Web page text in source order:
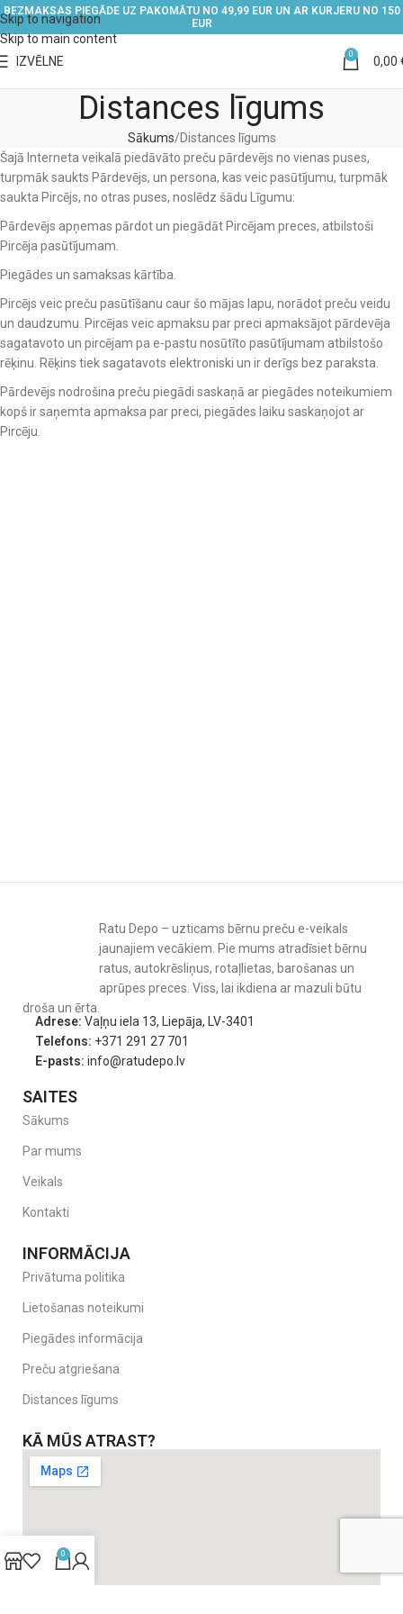
Skip to navigation
Skip to main content
BEZMAKSAS PIEGĀDE UZ PAKOMĀTU NO 49,99 EUR UN AR KURJERU NO 150
EUR
IZVĒLNE 0 0,00
Distances līgums
Sākums Distances līgums
Šajā Interneta veikalā piedāvāto preču pārdevējs no vienas puses,
turpmāk saukts Pārdevējs, un persona, kas veic pasūtījumu, turpmāk
saukta Pircējs, no otras puses, noslēdz šādu Līgumu:
Pārdevējs apņemas pārdot un piegādāt Pircējam preces, atbilstoši
Pircēja pasūtījumam.
Piegādes un samaksas kārtība.
Pircējs veic preču pasūtīšanu caur šo mājas lapu, norādot preču veidu
un daudzumu. Pircējas veic apmaksu par preci apmaksājot pārdevēja
sagatavoto un pircējam pa e-pastu nosūtīto pasūtījumam atbilstošo
rēķinu. Rēķins tiek sagatavots elektroniski un ir derīgs bez paraksta.
Pārdevējs nodrošina preču piegādi saskaņā ar piegādes noteikumiem
kopš ir saņemta apmaksa par preci, piegādes laiku saskaņojot ar
Pircēju.
Ratu Depo – uzticams bērnu preču e-veikals
jaunajiem vecākiem. Pie mums atradīsiet bērnu
ratus, autokrēsliņus, rotaļlietas, barošanas un
aprūpes preces. Viss, lai ikdiena ar mazuli būtu
droša un ērta.
Adrese: Vaļņu iela 13, Liepāja, LV-3401
Telefons: +371 291 27 701
E-pasts: info@ratudepo.lv
SAITES
Sākums
Par mums
Veikals
Kontakti
INFORMĀCIJA
Privātuma politika
Lietošanas noteikumi
Piegādes informācija
Preču atgriešana
Distances līgums
KĀ MŪS ATRAST?
0